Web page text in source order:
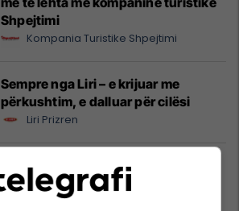
Shpejtimi
Kompania Turistike Shpejtimi
Sempre nga Liri – e krijuar me
përkushtim, e dalluar për cilësi
Liri Prizren
Bonu gati për verë me zbritjet e
Mega Sport Shop
Mega Sport